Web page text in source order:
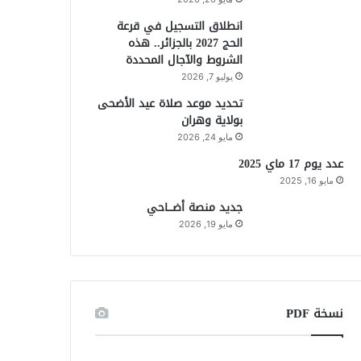
انطلاق التسجيل في قرعة
الحج 2027 بالجزائر.. هذه
الشروط والآجال المحددة
يوليو 7, 2026
تحديد موعد صلاة عيد الأضحى
بولاية وهران
مايو 24, 2026
عدد يوم 17 ماي 2025
مايو 16, 2025
جديد منصة أضـــاحي
مايو 19, 2026
نسخة PDF